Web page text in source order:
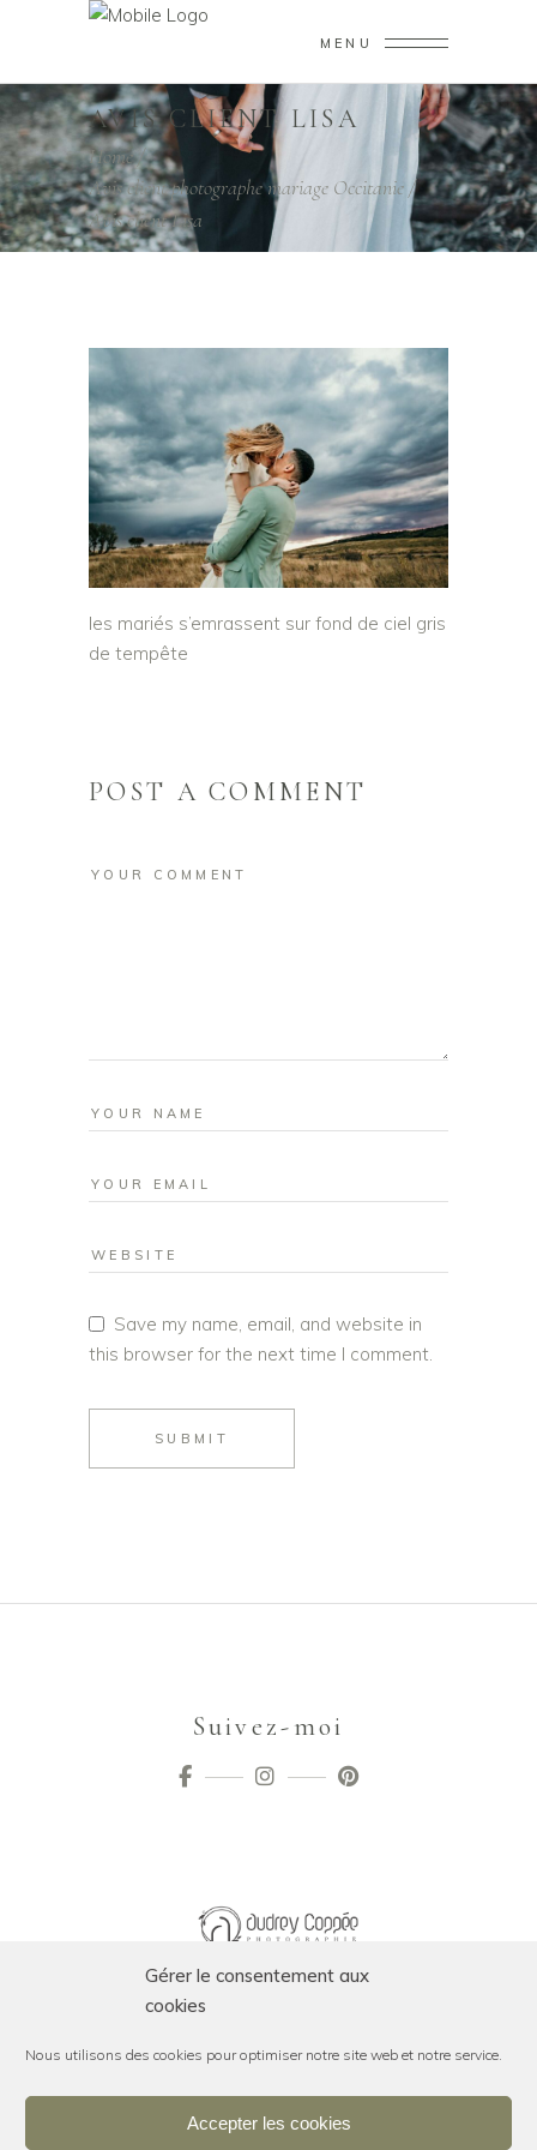
Gérer le consentement aux
cookies
Nous utilisons des cookies pour optimiser notre site web et notre service.
Accepter les cookies
MENU
AVIS CLIENT LISA
Home/
Avis client photographe mariage Occitanie/
Avis client Lisa
les mariés s’emrassent sur fond de ciel gris
de tempête
POST A COMMENT
Save my name, email, and website in
this browser for the next time I comment.
SUBMIT
Suivez-moi